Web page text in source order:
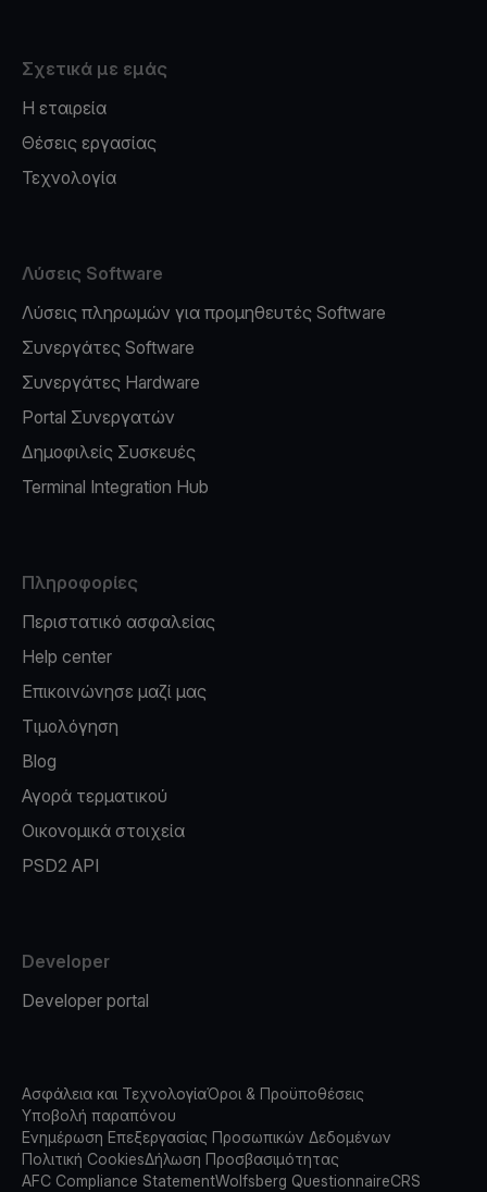
Σχετικά με εμάς
Η εταιρεία
Θέσεις εργασίας
Τεχνολογία
Λύσεις Software
Λύσεις πληρωμών για προμηθευτές Software
Συνεργάτες Software
Συνεργάτες Hardware
Portal Συνεργατών
Δημοφιλείς Συσκευές
Terminal Integration Hub
Πληροφορίες
Περιστατικό ασφαλείας
Help center
Επικοινώνησε μαζί μας
Τιμολόγηση
Blog
Αγορά τερματικού
Οικονομικά στοιχεία
PSD2 API
Developer
Developer portal
Ασφάλεια και ΤεχνολογίαΌροι & Προϋποθέσεις
Υποβολή παραπόνου
Ενημέρωση Επεξεργασίας Προσωπικών Δεδομένων
Πολιτική CookiesΔήλωση Προσβασιμότητας
AFC Compliance StatementWolfsberg QuestionnaireCRS